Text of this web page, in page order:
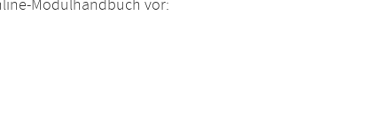
Modulhandbuch vor: